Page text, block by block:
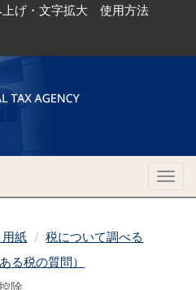
上げ・文字拡大 使用方法
紙
税について調べる
る税の質問）